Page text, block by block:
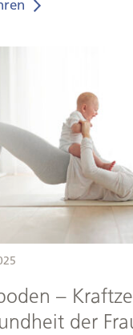
–
der